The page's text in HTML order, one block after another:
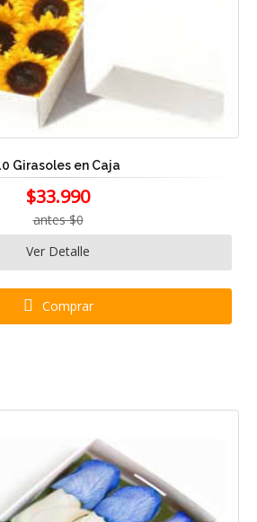
Girasoles en Caja
$33.990
antes $0
Ver Detalle
Comprar